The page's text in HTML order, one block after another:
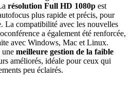
résolution Full HD 1080p est
plus rapide et précis, pour
La compatibilité avec les nouvelles
a également été renforcée,
avec Windows, Mac et Linux.
une meilleure gestion de la faible
améliorés, idéale pour ceux qui
peu éclairés.